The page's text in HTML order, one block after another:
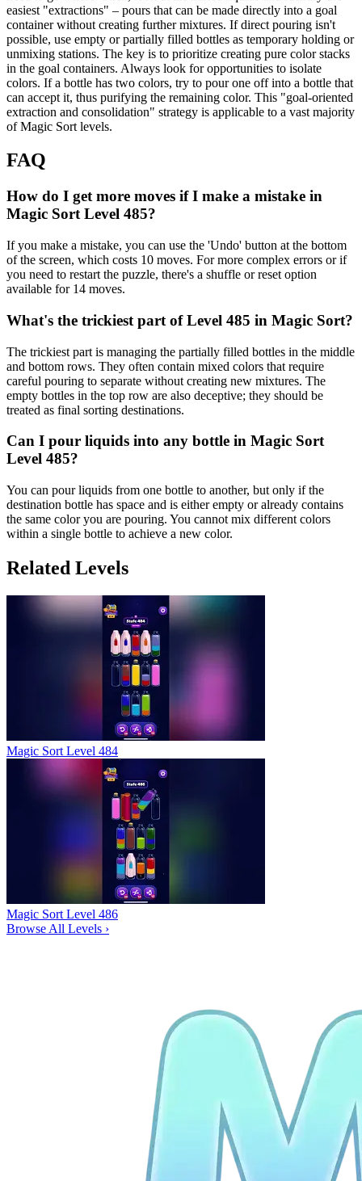
easiest "extractions" – pours that can be made directly into a goal
container without creating further mixtures. If direct pouring isn't
possible, use empty or partially filled bottles as temporary holding or
unmixing stations. The key is to prioritize creating pure color stacks
in the goal containers. Always look for opportunities to isolate
colors. If a bottle has two colors, try to pour one off into a bottle that
can accept it, thus purifying the remaining color. This "goal-oriented
extraction and consolidation" strategy is applicable to a vast majority
of Magic Sort levels.
FAQ
How do I get more moves if I make a mistake in
Magic Sort Level 485?
If you make a mistake, you can use the 'Undo' button at the bottom
of the screen, which costs 10 moves. For more complex errors or if
you need to restart the puzzle, there's a shuffle or reset option
available for 14 moves.
What's the trickiest part of Level 485 in Magic Sort?
The trickiest part is managing the partially filled bottles in the middle
and bottom rows. They often contain mixed colors that require
careful pouring to separate without creating new mixtures. The
empty bottles in the top row are also deceptive; they should be
treated as final sorting destinations.
Can I pour liquids into any bottle in Magic Sort
Level 485?
You can pour liquids from one bottle to another, but only if the
destination bottle has space and is either empty or already contains
the same color you are pouring. You cannot mix different colors
within a single bottle to achieve a new color.
Related Levels
Magic Sort Level 484
Magic Sort Level 486
Browse All Levels ›